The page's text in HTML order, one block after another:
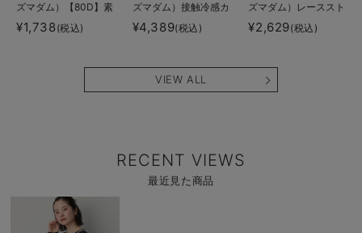
ズマダム）【80D】素
肌見えフェイクマタニ
ティタイツ【出産後も
¥1,738(税込)
ズマダム）接触冷感カ
ノコストレッチワイド
テーパードパンツ マ
後も長く使える】
¥4,389(税込)
ズマダム）レーススト
ラップオープン授乳ブ
¥2,629(税込)
VIEW ALL
RECENT VIEWS
最近見た商品